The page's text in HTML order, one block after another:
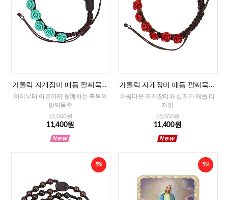
가톨릭 자개장미 매듭 팔찌묵주
(민트)-8mm
아이부터 어른까지 함께하는 축복의
팔찌묵주
12,000원
11,400원
가톨릭 자개장미 매듭 팔찌묵주
(레드)-8mm
아름다운 자개장미와 십자가 매듭 디
자인
12,000원
11,400원
5% 5%